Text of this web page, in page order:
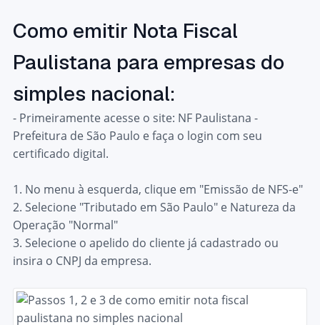
Como emitir Nota Fiscal
Paulistana para empresas do
simples nacional:
- Primeiramente acesse o site: NF Paulistana -
Prefeitura de São Paulo e faça o login com seu
certificado digital.
1. No menu à esquerda, clique em "Emissão de NFS-e"
2. Selecione "Tributado em São Paulo" e Natureza da
Operação "Normal"
3. Selecione o apelido do cliente já cadastrado ou
insira o CNPJ da empresa.